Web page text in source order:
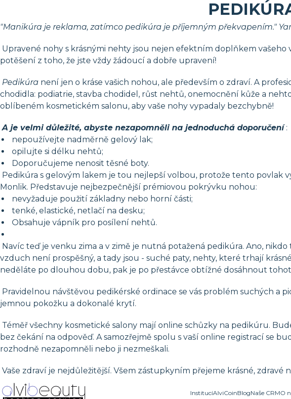
"Manikúra je reklama, zatímco pedikúra je příjemným překvapením."
Upravené nohy s krásnými nehty jsou nejen efektním doplňkem
potěšení z toho, že jste vždy žádoucí a dobře upravení!
Pedikúra není jen o kráse vašich nohou, ale především o zdraví. A
chodidla: podiatrie, stavba chodidel, růst nehtů, onemocnění kůže a
oblíbeném kosmetickém salonu, aby vaše nohy vypadaly bezchybně!
A je velmi důležité, abyste nezapomněli na jednoduchá doporučení:
nepoužívejte nadměrně gelový lak;
opilujte si délku nehtů;
Doporučujeme nenosit těsné boty.
Pedikúra s gelovým lakem je tou nejlepší volbou, protože tento povlak
Monlik. Představuje nejbezpečnější prémiovou pokrývku nohou:
nevyžaduje použití základny nebo horní části;
tenké, elastické, netlačí na desku;
Obsahuje vápník pro posílení nehtů.
Navíc teď je venku zima a v zimě je nutná potažená pedikúra. Ano,
vzduch není prospěšný, a tady jsou - suché paty, nehty, které trhají
neděláte po dlouhou dobu, pak je po přestávce obtížné dosáhnout
Pravidelnou návštěvou pedikérské ordinace se vás problém suchých
jemnou pokožku a dokonalé krytí.
Téměř všechny kosmetické salony mají online schůzky na pedikúru.
bez čekání na odpověď. A samozřejmě spolu s vaší online registrací se
rozhodně nezapomněli nebo ji nezmeškali.
Vaše zdraví je nejdůležitější. Všem zástupkyním přejeme krásné, zdravé
InstitucíAlviCoinBlogNaše CRMO